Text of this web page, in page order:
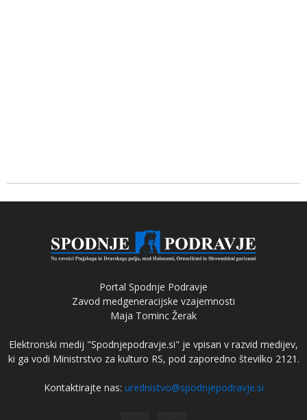
Portal Spodnje Podravje
Zavod medgeneracijske vzajemnosti
Maja Tominc Žerak
Elektronski medij "Spodnjepodravje.si" je vpisan v razvid medijev,
ki ga vodi Ministrstvo za kulturo RS, pod zaporedno številko 2121.
Kontaktirajte nas: urednistvo@spodnjepodravje.si